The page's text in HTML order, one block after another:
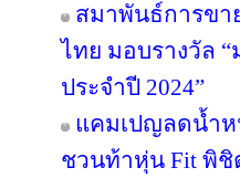
สมาพันธ์การขา
ไทย มอบรางวัล
ประจำปี 2024”
แคมเปญลดน้ำห
ชวนท้าหุ่น Fit พิชิ